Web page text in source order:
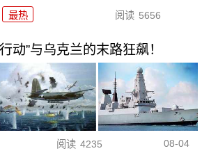
最热 阅读 5656
动”与乌克兰的末路狂飙！
阅读 4235 08-04